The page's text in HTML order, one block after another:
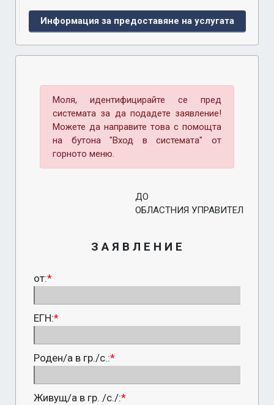
Информация за предоставяне на услугата
Моля, идентифицирайте се пред
системата за да подадете заявление!
Можете да направите това с помощта
на бутона "Вход в системата" от
горното меню.
ДО
ОБЛАСТНИЯ УПРАВИТЕЛ
З А Я В Л Е Н И Е
от:*
ЕГН:*
Роден/а в гр./с.:*
Живущ/а в гр. /с./:*